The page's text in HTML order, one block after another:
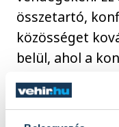
összetartó,
közösséget
belül, ahol a
békés egymás